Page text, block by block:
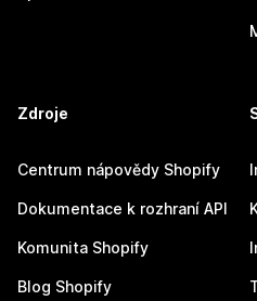
Zdroje
Centrum nápovědy Shopify
Dokumentace k rozhraní API
Komunita Shopify
Blog Shopify